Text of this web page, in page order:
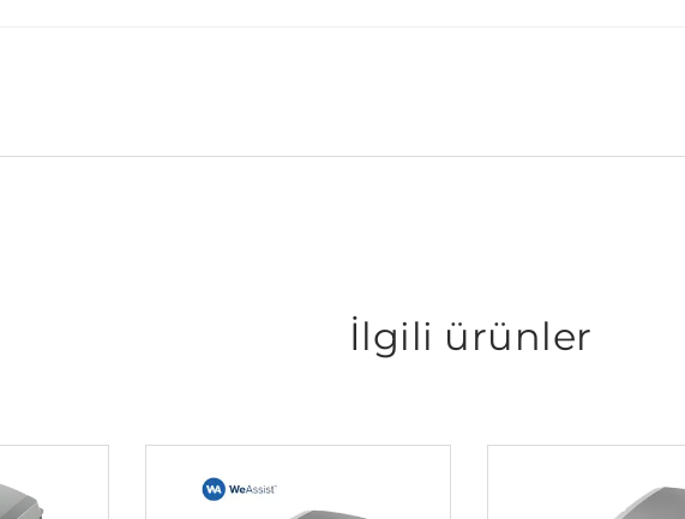
İlgili ürünler